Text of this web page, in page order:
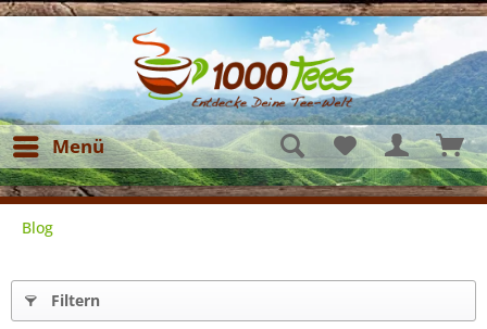
Menü
Blog
Filtern